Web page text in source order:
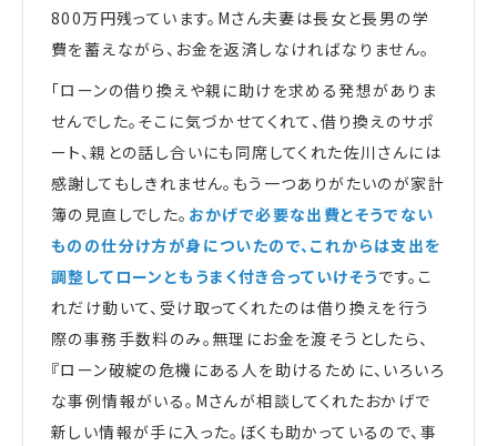
800万円残っています。Mさん夫妻は長女と長男の学
費を蓄えながら、お金を返済しなければなりません。
「ローンの借り換えや親に助けを求める発想がありま
せんでした。そこに気づかせてくれて、借り換えのサポ
ート、親との話し合いにも同席してくれた佐川さんには
感謝してもしきれません。もう一つありがたいのが家計
簿の見直しでした。 おかげで必要な出費とそうでない
ものの仕分け方が身についたので、これからは支出を
調整してローンともうまく付き合っていけそうです。こ
れだけ動いて、受け取ってくれたのは借り換えを行う
際の事務手数料のみ。無理にお金を渡そうとしたら、
『ローン破綻の危機にある人を助けるために、いろいろ
な事例情報がいる。Mさんが相談してくれたおかげで
新しい情報が手に入った。ぼくも助かっているので、事